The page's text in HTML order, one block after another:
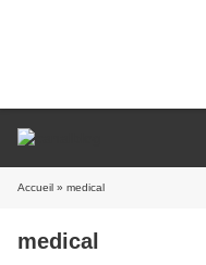
Accueil » medical
medical